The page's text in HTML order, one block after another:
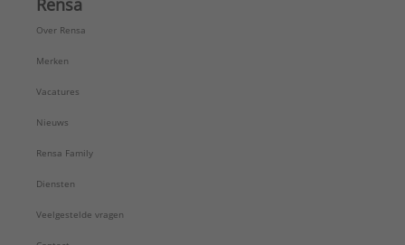
Rensa
Over Rensa
Merken
Vacatures
Nieuws
Rensa Family
Diensten
Veelgestelde vragen